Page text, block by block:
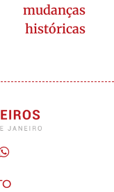
mudanças
históricas